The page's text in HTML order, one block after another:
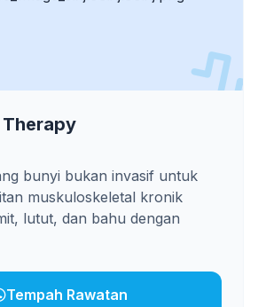
bunyi bukan invasif untuk
muskuloskeletal kronik
lutut, dan bahu dengan
Tempah Rawatan